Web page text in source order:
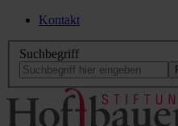
Kontakt
Suchbegriff